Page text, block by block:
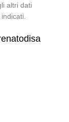
altri dati